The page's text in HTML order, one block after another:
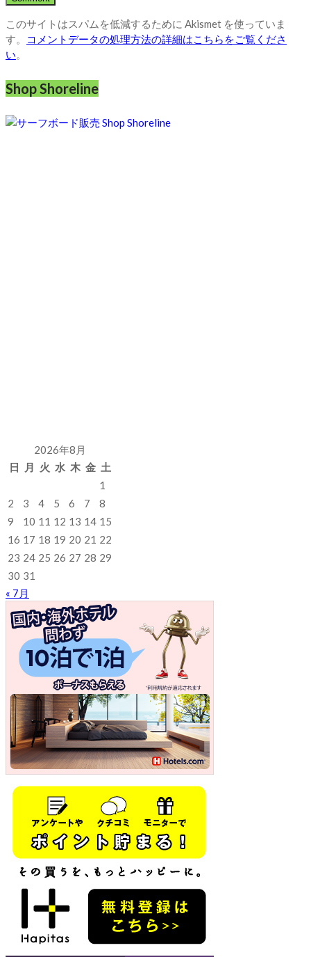
このサイトはスパムを低減するために Akismet を使っていま
す。
コメントデータの処理方法の詳細はこちらをご覧くださ
い。
Shop Shoreline
2026年8月
日
月 火 水 木 金 土
1
2
3 4 5 6 7
8
9
10 11 12 13 14 15
16 17 18 19 20 21 22
23 24 25 26 27 28 29
30 31
« 7月